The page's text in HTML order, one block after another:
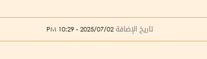
تاريخ الإضافة 2025/07/02 - 10:29 PM